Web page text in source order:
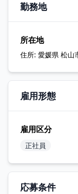
勤務地
所在地
住所: 愛媛県 松山
雇用形態
雇用区分
正社員
応募条件